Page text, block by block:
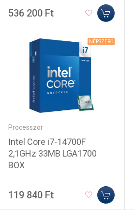
536 200 Ft
NÉPSZERŰ
Processzor
Intel Core i7-14700F
2,1GHz 33MB LGA1700
BOX
119 840 Ft